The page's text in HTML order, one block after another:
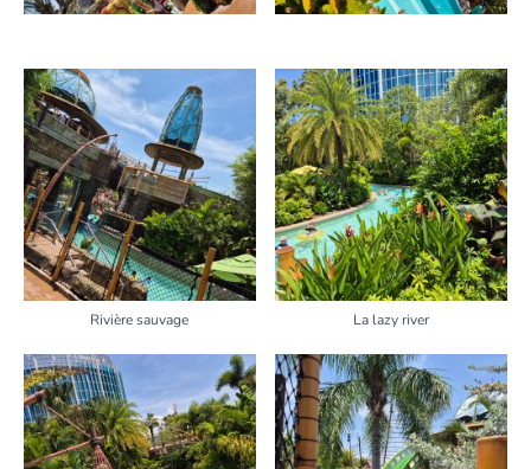
Rivière sauvage La lazy river